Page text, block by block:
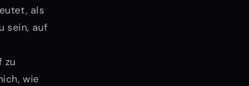
als
sein, auf
zu
wie